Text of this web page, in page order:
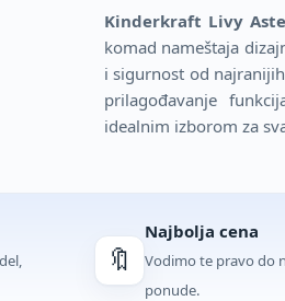
Kinderkraft Livy
komad nameštaja
i sigurnost od
prilagođavanje
idealnim izborom za
🔖
Najbolja cena
Vodimo te pravo do
ponude.